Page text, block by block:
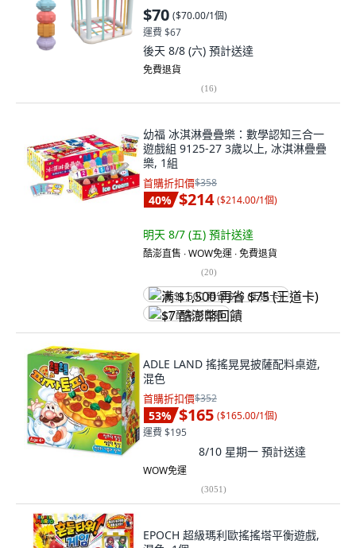
$70 ($70.00/1個)
運費 $67
後天 8/8 (六) 預計送達
免費退貨
(16)
幼福 冰淇淋疊疊樂：數學認知三合一
遊戲組 9125-27 3歲以上, 冰淇淋疊疊
樂, 1組
首購折扣價$358
40% $214 ($214.00/1個)
明天 8/7 (五) 預計送達
酷澎直售 ∙ WOW免運 ∙ 免費退貨
(20)
满 $1,500 再省 $75 (王道卡)
$7 酷澎幣回饋
ADLE LAND 搖搖晃晃披薩配料桌遊,
混色
首購折扣價$352
53% $165 ($165.00/1個)
運費 $195
8/10 星期一 預計送達
WOW免運
(3051)
EPOCH 超級瑪利歐搖搖塔平衡遊戲,